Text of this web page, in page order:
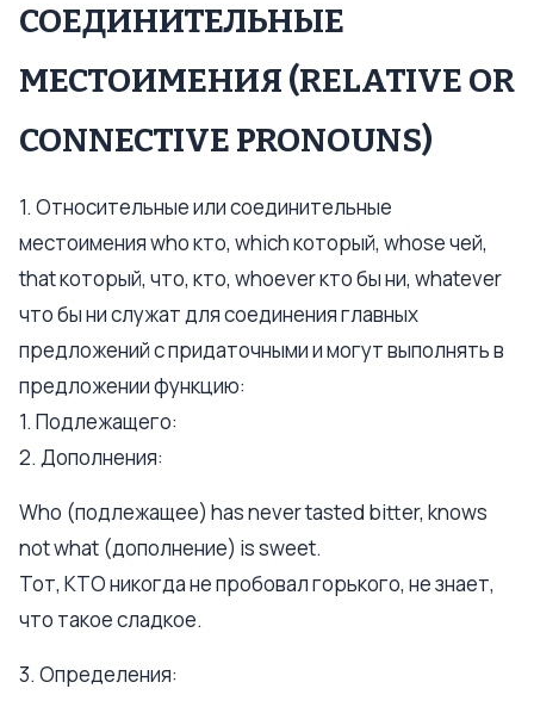
СОЕДИНИТЕЛЬНЫЕ
МЕСТОИМЕНИЯ (RELATIVE OR
CONNECTIVE PRONOUNS)
1. Относительные или соединительные
местоимения who кто, which который, whose чей,
that который, что, кто, whoever кто бы ни, whatever
что бы ни служат для соединения главных
предложений с придаточными и могут выполнять в
предложении функцию:
1. Подлежащего:
2. Дополнения:
Who (подлежащее) has never tasted bitter, knows
not what (дополнение) is sweet.
Тот, КТО никогда не пробовал горького, не знает,
что такое сладкое.
3. Определения: